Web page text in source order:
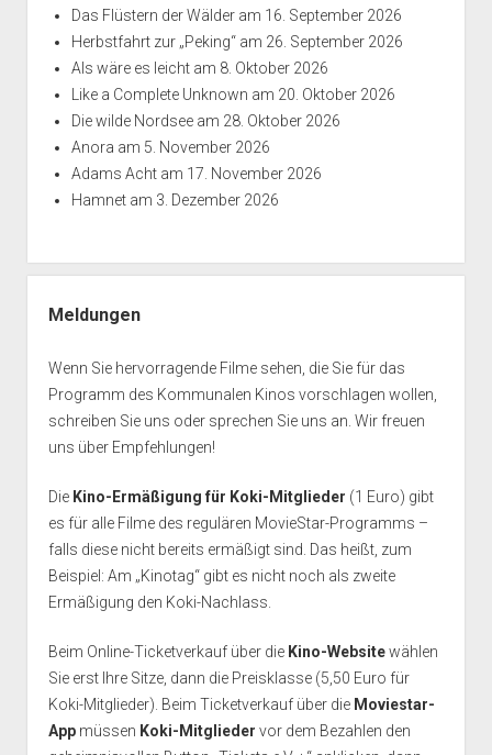
Das Flüstern der Wälderam 16. September 2026
Herbstfahrt zur „Peking“am 26. September 2026
Als wäre es leichtam 8. Oktober 2026
Like a Complete Unknown am 20. Oktober 2026
Die wilde Nordseeam 28. Oktober 2026
Anora am 5. November 2026
Adams Achtam 17. November 2026
Hamnetam 3. Dezember 2026
Meldungen
Wenn Sie hervorragende Filme sehen, die Sie für das
Programm des Kommunalen Kinos vorschlagen wollen,
schreiben Sie uns oder sprechen Sie uns an. Wir freuen
uns über Empfehlungen!
Die Kino-Ermäßigung für Koki-Mitglieder (1 Euro) gibt
es für alle Filme des regulären MovieStar-Programms –
falls diese nicht bereits ermäßigt sind. Das heißt, zum
Beispiel: Am „Kinotag“ gibt es nicht noch als zweite
Ermäßigung den Koki-Nachlass.
Beim Online-Ticketverkauf über die Kino-Websitewählen
Sie erst Ihre Sitze, dann die Preisklasse (5,50 Euro für
Koki-Mitglieder). Beim Ticketverkauf über die Moviestar-
App müssen Koki-Mitglieder vor dem Bezahlen den